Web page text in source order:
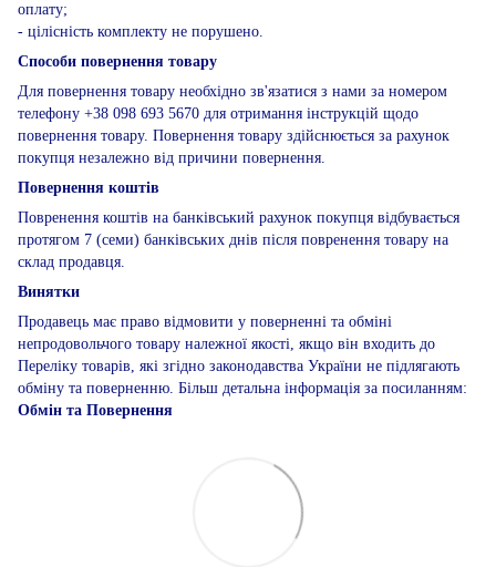
оплату;
- цілісність комплекту не порушено.
Способи повернення товару
Для повернення товару необхідно зв'язатися з нами за номером
телефону +38 098 693 5670 для отримання інструкцій щодо
повернення товару. Повернення товару здійснюється за рахунок
покупця незалежно від причини повернення.
Повернення коштів
Повренення коштів на банківський рахунок покупця відбувається
протягом 7 (семи) банківських днів після повренення товару на
склад продавця.
Винятки
Продавець має право відмовити у поверненні та обміні
непродовольчого товару належної якості, якщо він входить до
Переліку товарів, які згідно законодавства України не підлягають
обміну та поверненню. Більш детальна інформація за посиланням:
Обмін та Повернення